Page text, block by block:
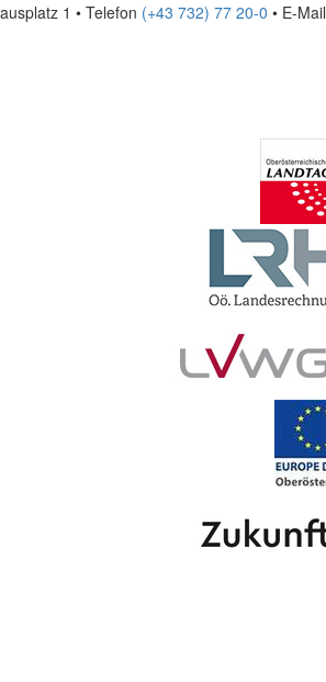
1 • Telefon (+43 732) 77 20-0 • E-Mail